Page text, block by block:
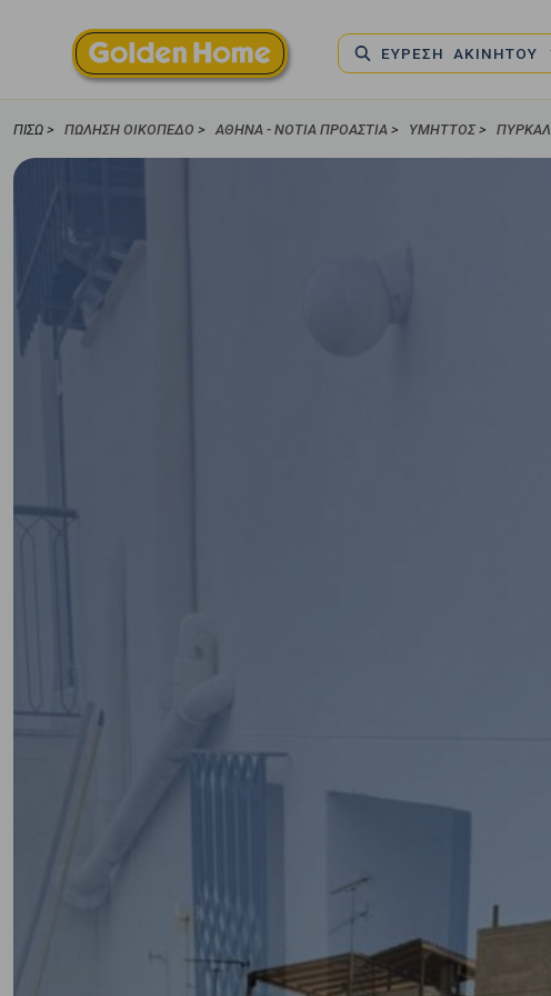
ΕΥΡΕΣΗ ΑΚΙΝΗΤΟΥ
ΠΊΣΩ > ΠΏΛΗΣΗ ΟΙΚΌΠΕΔΟ > ΑΘΉΝΑ - ΝΌΤΙΑ ΠΡΟΆΣΤΙΑ > ΥΜΗΤΤΌΣ> ΠΥΡΚΆΛ